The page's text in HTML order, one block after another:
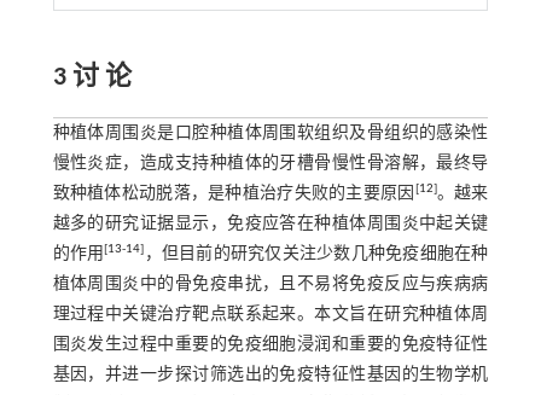
3 讨 论
种植体周围炎是口腔种植体周围软组织及骨组织的感染性
慢性炎症，造成支持种植体的牙槽骨慢性骨溶解，最终导
致种植体松动脱落，是种植治疗失败的主要原因 [12]。越来
越多的研究证据显示，免疫应答在种植体周围炎中起关键
的作用[13-14] ，但目前的研究仅关注少数几种免疫细胞在种
植体周围炎中的骨免疫串扰，且不易将免疫反应与疾病病
理过程中关键治疗靶点联系起来。本文旨在研究种植体周
围炎发生过程中重要的免疫细胞浸润和重要的免疫特征性
基因，并进一步探讨筛选出的免疫特征性基因的生物学机